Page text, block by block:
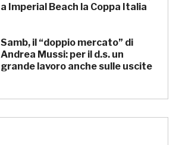
a Imperial Beach la Coppa Italia
Samb, il “doppio mercato” di
Andrea Mussi: per il d.s. un
grande lavoro anche sulle uscite